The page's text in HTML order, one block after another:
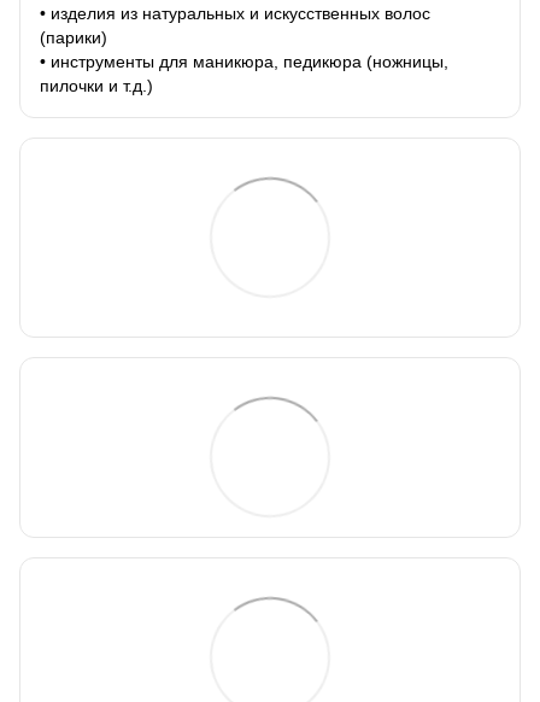
• изделия из натуральных и искусственных волос
(парики)
• инструменты для маникюра, педикюра (ножницы,
пилочки и т.д.)